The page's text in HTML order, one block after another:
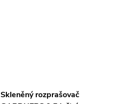
Skleněný rozprašovač